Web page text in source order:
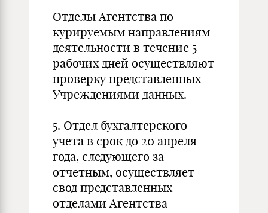
Отделы Агентства по
курируемым направлениям
деятельности в течение 5
рабочих дней осуществляют
проверку представленных
Учреждениями данных.
5. Отдел бухгалтерского
учета в срок до 20 апреля
года, следующего за
отчетным, осуществляет
свод представленных
отделами Агентства